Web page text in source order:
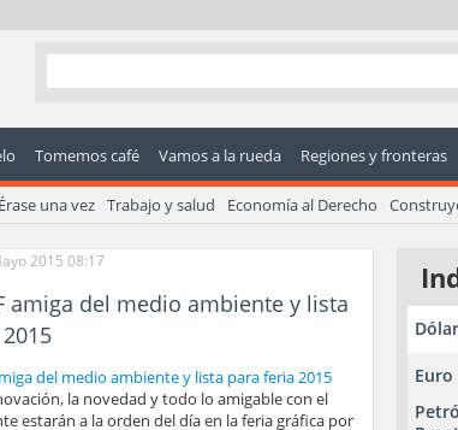
Tomemos café Vamos a la rueda Regiones y fronteras
Érase una vez Trabajo y salud Economía al Derecho
2015 08:17
amiga del medio ambiente y lista
la novedad y todo lo amigable con el
estarán a la orden del día en la feria gráfica por
Dólar
Euro